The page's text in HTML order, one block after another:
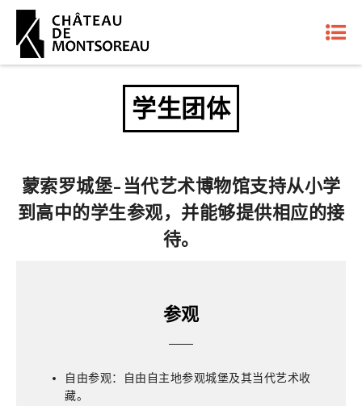
学生团体
蒙索罗城堡-当代艺术博物馆支持从小学
到高中的学生参观，并能够提供相应的接
待。
参观
自由参观：自由自主地参观城堡及其当代艺术收
藏。